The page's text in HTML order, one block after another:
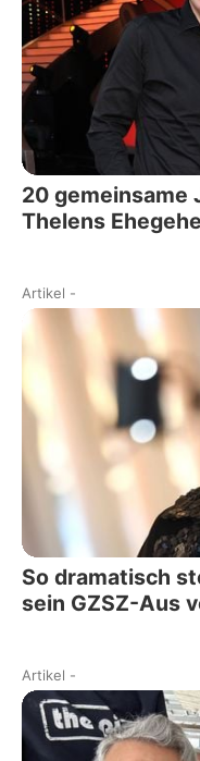
20 gemeinsame
Thelens
Artikel -
So dramatisch
sein GZSZ-Aus
Artikel -